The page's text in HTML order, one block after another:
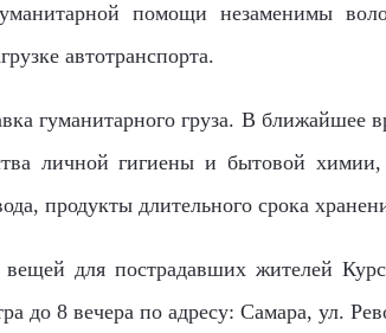
помощи незаменимы
автотранспорта.
гуманитарного груза. В ближайшее
личной гигиены и бытовой химии,
продукты длительного срока
для пострадавших жителей
до 8 вечера по адресу: Самара, ул.